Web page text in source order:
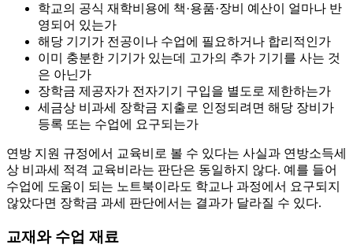
학교의 공식 재학비용에 책·용품·장비 예산이 얼마나 반
영되어 있는가
해당 기기가 전공이나 수업에 필요하거나 합리적인가
이미 충분한 기기가 있는데 고가의 추가 기기를 사는 것
은 아닌가
장학금 제공자가 전자기기 구입을 별도로 제한하는가
세금상 비과세 장학금 지출로 인정되려면 해당 장비가
등록 또는 수업에 요구되는가
연방 지원 규정에서 교육비로 볼 수 있다는 사실과 연방소득세
상 비과세 적격 교육비라는 판단은 동일하지 않다. 예를 들어
수업에 도움이 되는 노트북이라도 학교나 과정에서 요구되지
않았다면 장학금 과세 판단에서는 결과가 달라질 수 있다.
교재와 수업 재료